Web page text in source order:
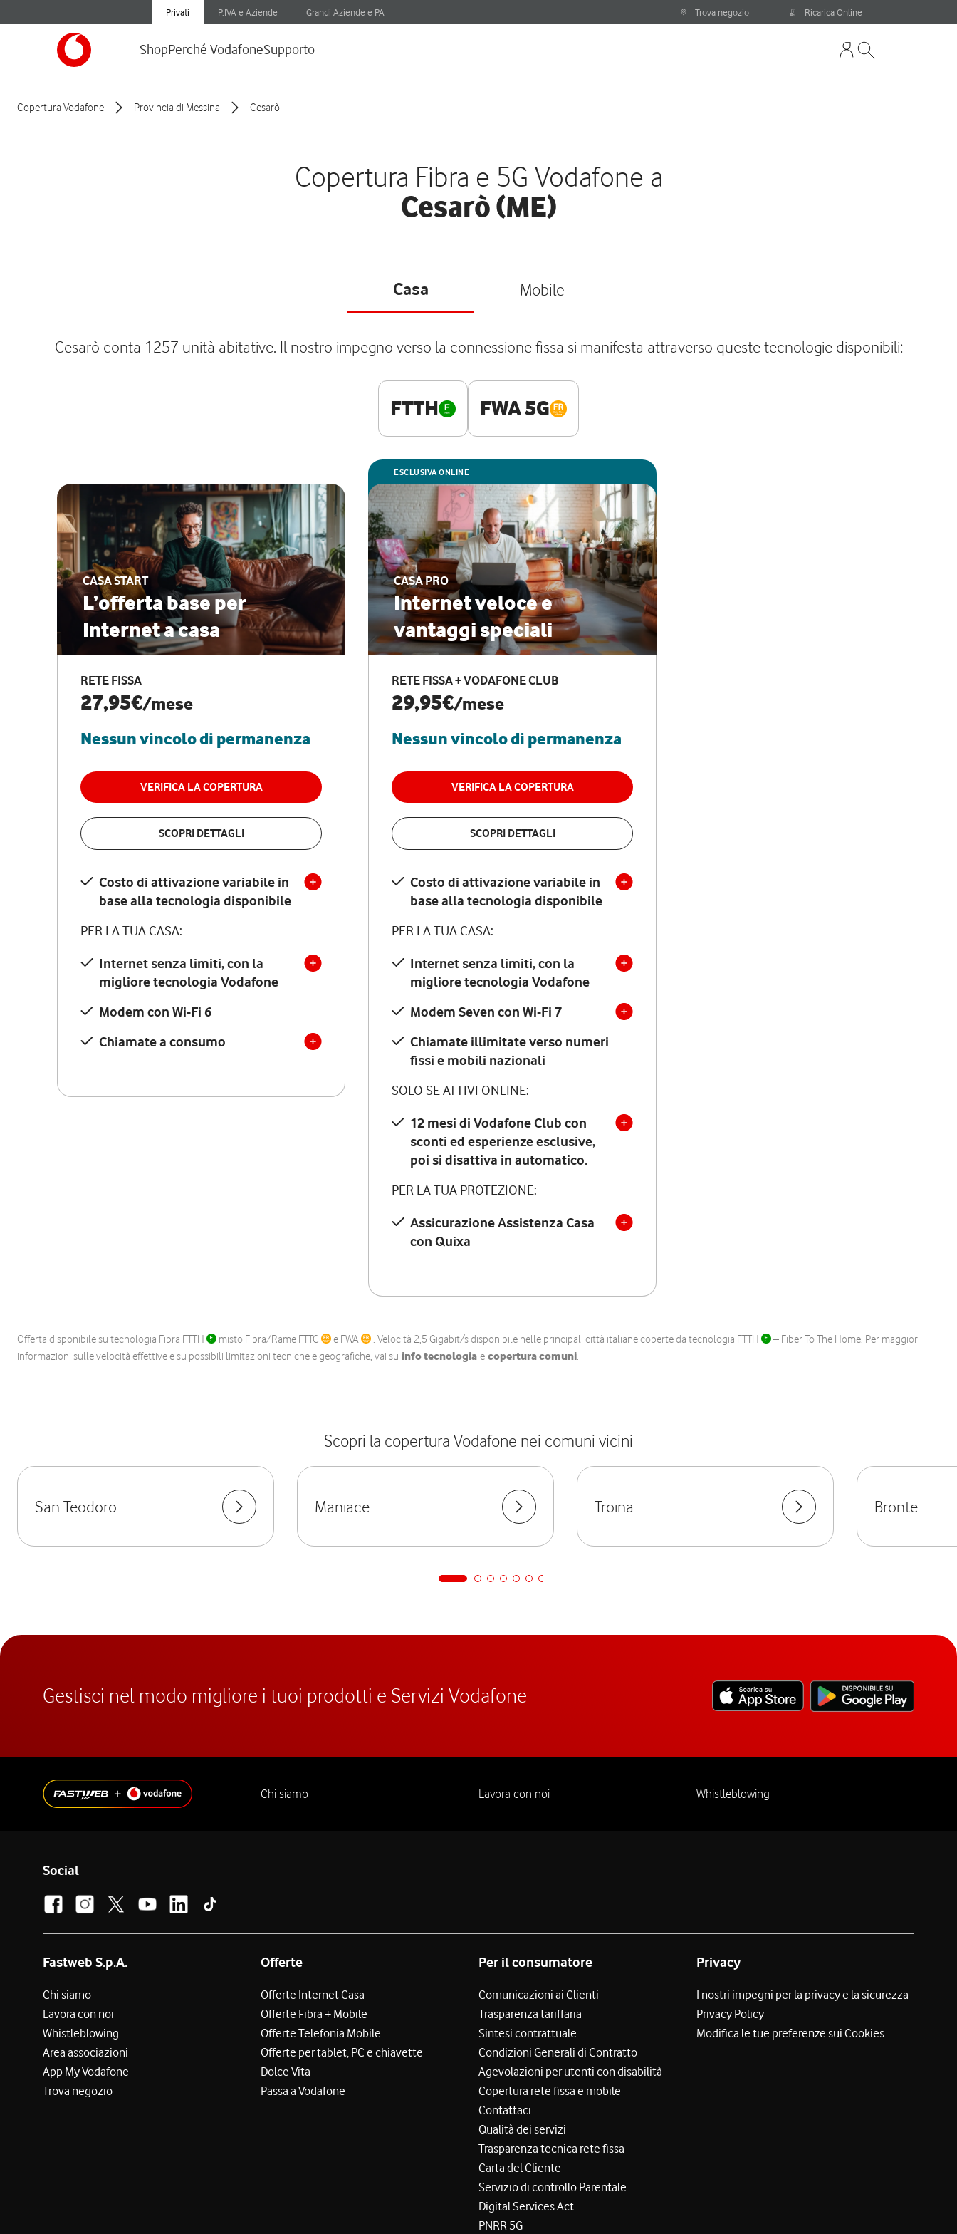
Privati P.IVA e Aziende Grandi Aziende e PA Trova negozio Ricarica Online
ShopPerché VodafoneSupporto
Copertura Vodafone Provincia di Messina Cesarò
Copertura Fibra e 5G Vodafone a
Cesarò (ME)
Casa Mobile
Cesarò conta 1257 unità abitative. Il nostro impegno verso la connessione fissa si manifesta attraverso queste tecnologie disponibili:
FTTH FWA 5G
CASA START
L’offerta base per
Internet a casa
RETE FISSA
27,95€/mese
Nessun vincolo di permanenza
VERIFICA LA COPERTURA
SCOPRI DETTAGLI
Costo di attivazione variabile in
base alla tecnologia disponibile
PER LA TUA CASA:
Internet senza limiti, con la
migliore tecnologia Vodafone
Modem con Wi-Fi 6
Chiamate a consumo
ESCLUSIVA ONLINE
CASA PRO
Internet veloce e
vantaggi speciali
RETE FISSA + VODAFONE CLUB
29,95€/mese
Nessun vincolo di permanenza
VERIFICA LA COPERTURA
SCOPRI DETTAGLI
Costo di attivazione variabile in
base alla tecnologia disponibile
PER LA TUA CASA:
Internet senza limiti, con la
migliore tecnologia Vodafone
Modem Seven con Wi-Fi 7
Chiamate illimitate verso numeri
fissi e mobili nazionali
SOLO SE ATTIVI ONLINE:
12 mesi di Vodafone Club con
sconti ed esperienze esclusive,
poi si disattiva in automatico.
PER LA TUA PROTEZIONE:
Assicurazione Assistenza Casa
con Quixa
Offerta disponibile su tecnologia Fibra FTTH misto Fibra/Rame FTTC e FWA . Velocità 2,5 Gigabit/s disponibile nelle principali città italiane coperte da tecnologia FTTH
– Fiber To The Home. Per maggiori
informazioni sulle velocità effettive e su possibili limitazioni tecniche e geografiche, vai su info tecnologia e copertura comuni.
Scopri la copertura Vodafone nei comuni vicini
San Teodoro Maniace Troina Bronte
Gestisci nel modo migliore i tuoi prodotti e Servizi Vodafone
Chi siamo Lavora con noi Whistleblowing
Social
Fastweb S.p.A.
Chi siamo
Lavora con noi
Whistleblowing
Area associazioni
App My Vodafone
Trova negozio
Offerte
Offerte Internet Casa
Offerte Fibra + Mobile
Offerte Telefonia Mobile
Offerte per tablet, PC e chiavette
Dolce Vita
Passa a Vodafone
Per il consumatore
Comunicazioni ai Clienti
Trasparenza tariffaria
Sintesi contrattuale
Condizioni Generali di Contratto
Agevolazioni per utenti con disabilità
Copertura rete fissa e mobile
Contattaci
Qualità dei servizi
Trasparenza tecnica rete fissa
Carta del Cliente
Servizio di controllo Parentale
Digital Services Act
PNRR 5G
Privacy
I nostri impegni per la privacy e la sicurezza
Privacy Policy
Modifica le tue preferenze sui Cookies